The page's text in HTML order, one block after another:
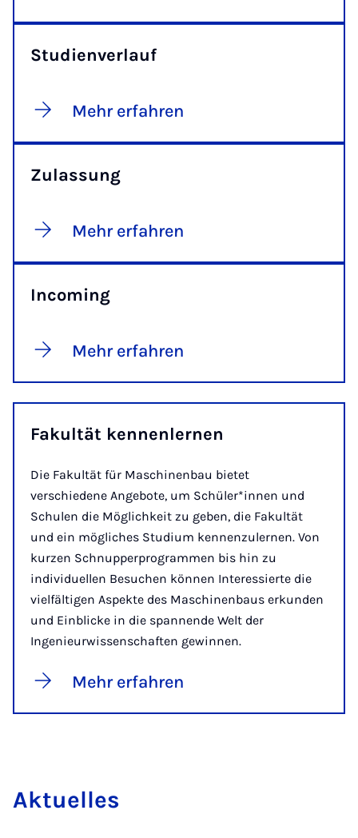
Studienverlauf
Mehr erfahren
Zulassung
Mehr erfahren
Incoming
Mehr erfahren
Fakultät kennenlernen
Die Fakultät für Maschinenbau bietet
verschiedene Angebote, um Schüler*innen und
Schulen die Möglichkeit zu geben, die Fakultät
und ein mögliches Studium kennenzulernen. Von
kurzen Schnupperprogrammen bis hin zu
individuellen Besuchen können Interessierte die
vielfältigen Aspekte des Maschinenbaus erkunden
und Einblicke in die spannende Welt der
Ingenieurwissenschaften gewinnen.
Mehr erfahren
Ak­tu­el­les